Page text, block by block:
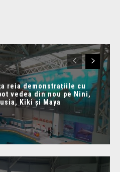
reia demonstrațiile cu
vedea din nou pe Nini,
Kiki și Maya